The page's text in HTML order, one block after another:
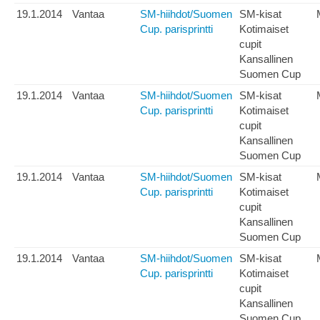
19.1.2014 Vantaa
SM-hiihdot/Suomen
Cup. parisprintti
SM-kisat
Kotimaiset
cupit
Kansallinen
Suomen Cup
19.1.2014 Vantaa
SM-hiihdot/Suomen
Cup. parisprintti
SM-kisat
Kotimaiset
cupit
Kansallinen
Suomen Cup
19.1.2014 Vantaa
SM-hiihdot/Suomen
Cup. parisprintti
SM-kisat
Kotimaiset
cupit
Kansallinen
Suomen Cup
19.1.2014 Vantaa
SM-hiihdot/Suomen
Cup. parisprintti
SM-kisat
Kotimaiset
cupit
Kansallinen